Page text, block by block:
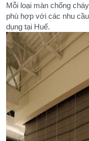
Mỗi loại màn chống
phù hợp với các nhu
dụng tại Huế.